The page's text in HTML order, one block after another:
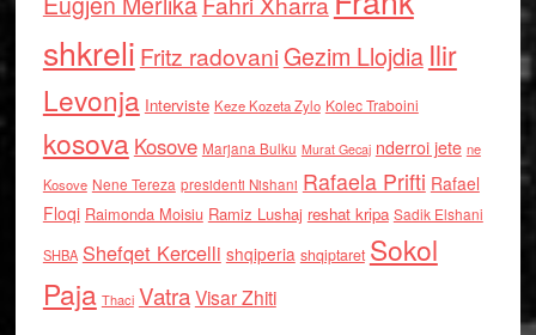
shkreli Fritz radovaniGezim Llojdia Ilir
Levonja Interviste Keze Kozeta Zylo Kolec Traboini
kosova Kosove Marjana Bulku Murat Gecaj nderroi jete ne
Kosove Nene Tereza presidenti Nishani Rafaela Prifti Rafael
Floqi Raimonda Moisiu Ramiz Lushaj reshat kripa Sadik Elshani
SHBA Shefqet Kercelli shqiperia shqiptaret Sokol
Paja Thaci VatraVisar Zhiti